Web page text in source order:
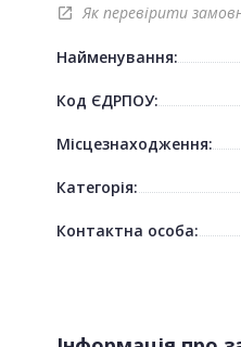
open_in_new Як перевірити
Найменування:
Код ЄДРПОУ:
Місцезнаходження:
Категорія:
Контактна особа: